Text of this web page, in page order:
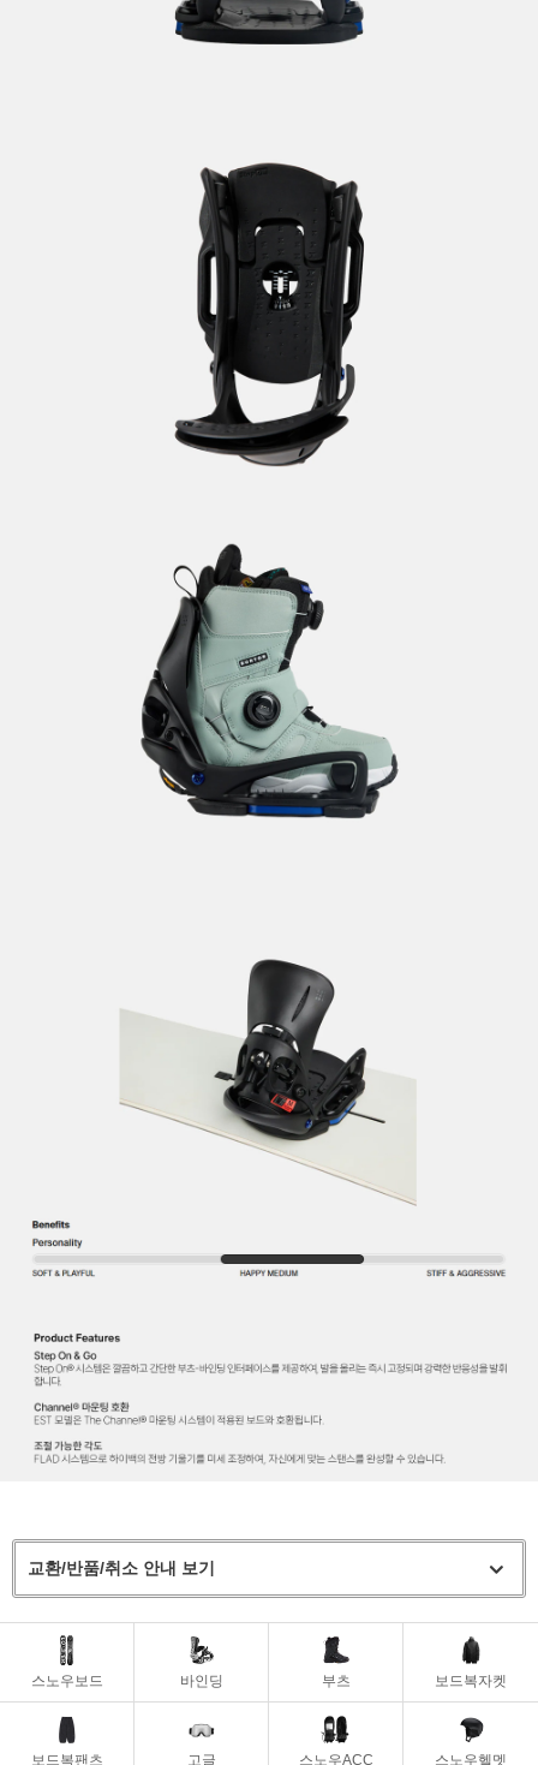
교환/반품/취소 안내 보기
스노우보드 바인딩 부츠 보드복자켓
보드복팬츠 고글 스노우ACC 스노우헬멧